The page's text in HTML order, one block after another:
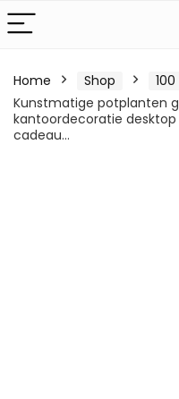
Home Shop
Kunstmatige potplanten
kantoordecoratie
cadeau…